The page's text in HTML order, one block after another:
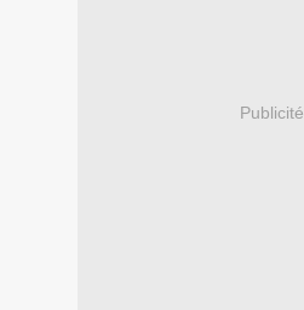
Publicité